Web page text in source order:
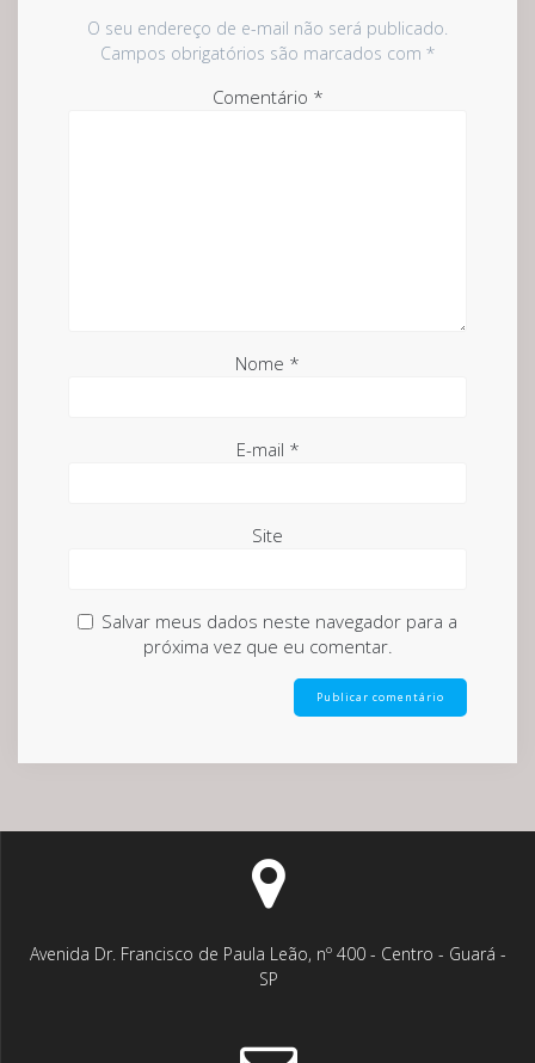
O seu endereço de e-mail não será publicado.
Campos obrigatórios são marcados com *
Comentário *
Nome *
E-mail *
Site
Salvar meus dados neste navegador para a
próxima vez que eu comentar.
Avenida Dr. Francisco de Paula Leão, nº 400 - Centro - Guará -
SP